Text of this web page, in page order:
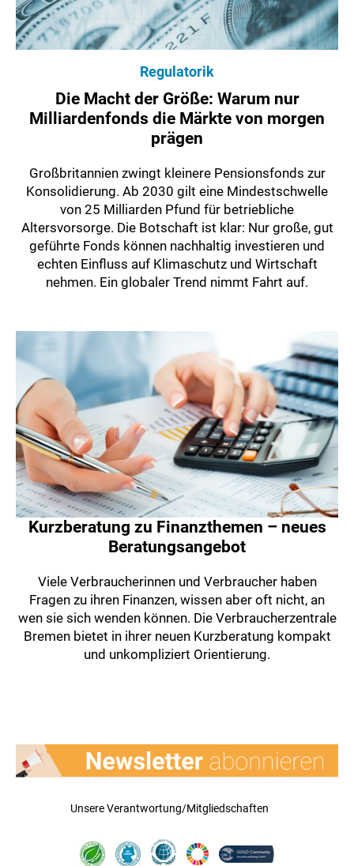
Regulatorik
Die Macht der Größe: Warum nur
Milliardenfonds die Märkte von morgen
prägen
Großbritannien zwingt kleinere Pensionsfonds zur
Konsolidierung. Ab 2030 gilt eine Mindestschwelle
von 25 Milliarden Pfund für betriebliche
Altersvorsorge. Die Botschaft ist klar: Nur große, gut
geführte Fonds können nachhaltig investieren und
echten Einfluss auf Klimaschutz und Wirtschaft
nehmen. Ein globaler Trend nimmt Fahrt auf.
Kurzberatung zu Finanzthemen – neues
Beratungsangebot
Viele Verbraucherinnen und Verbraucher haben
Fragen zu ihren Finanzen, wissen aber oft nicht, an
wen sie sich wenden können. Die Verbraucherzentrale
Bremen bietet in ihrer neuen Kurzberatung kompakt
und unkompliziert Orientierung.
Unsere Verantwortung/Mitgliedschaften